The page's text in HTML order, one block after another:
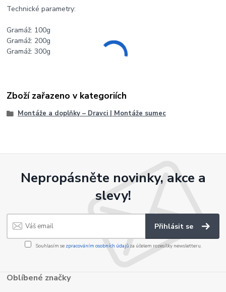
Technické parametry:
Gramáž: 100g
Gramáž: 200g
Gramáž: 300g
Zboží zařazeno v kategoriích
Montáže a doplňky – Dravci | Montáže sumec
Nepropásněte novinky, akce a
slevy!
Přihlásit se
Souhlasím se zpracováním osobních údajůza účelem rozesílky newsletteru.
Oblíbené značky